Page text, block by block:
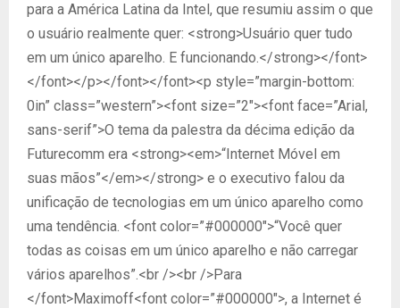
para a América Latina da Intel, que resumiu assim o que
o usuário realmente quer: <strong>Usuário quer tudo
em um único aparelho. E funcionando.</strong></font>
</font></p></font></font><p style=”margin-bottom:
0in” class=”western”><font size=”2″><font face=”Arial,
sans-serif”>O tema da palestra da décima edição da
Futurecomm era <strong><em>“Internet Móvel em
suas mãos”</em></strong> e o executivo falou da
unificação de tecnologias em um único aparelho como
uma tendência. <font color=”#000000″>“Você quer
todas as coisas em um único aparelho e não carregar
vários aparelhos”.<br /><br />Para
</font>Maximoff<font color=”#000000″>, a Internet é